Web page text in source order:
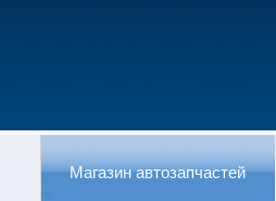
Магазин автозапчастей